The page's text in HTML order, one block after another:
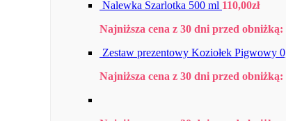
Nalewka Szarlotka 500 ml 110,00zł
Najniższa cena z 30 dni przed obniżką:
Zestaw prezentowy Koziołek Pigwowy
Najniższa cena z 30 dni przed obniżką: